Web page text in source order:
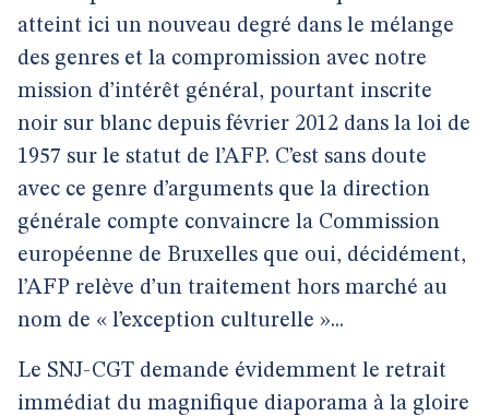
atteint ici un nouveau degré dans le mélange
des genres et la compromission avec notre
mission d’intérêt général, pourtant inscrite
noir sur blanc depuis février 2012 dans la loi de
1957 sur le statut de l’AFP. C’est sans doute
avec ce genre d’arguments que la direction
générale compte convaincre la Commission
européenne de Bruxelles que oui, décidément,
l’AFP relève d’un traitement hors marché au
nom de « l’exception culturelle »...
Le SNJ-CGT demande évidemment le retrait
immédiat du magnifique diaporama à la gloire